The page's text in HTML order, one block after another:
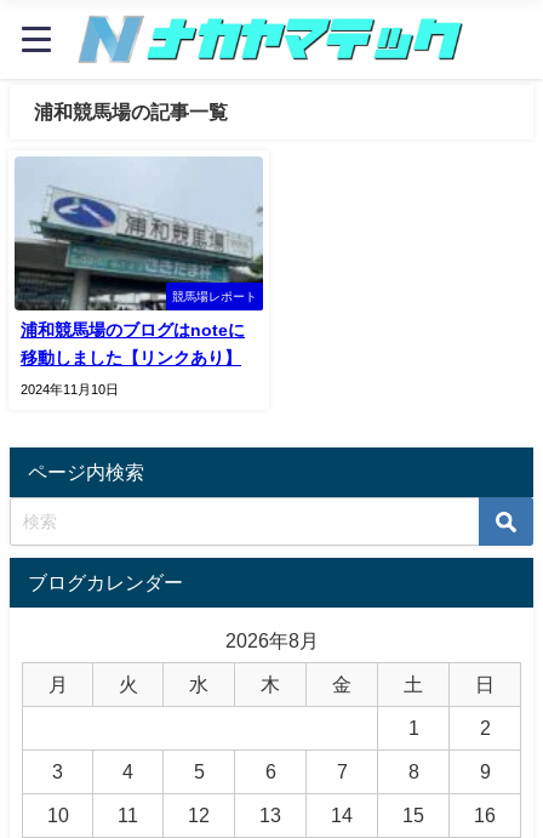
浦和競馬場の記事一覧
競馬場レポート
浦和競馬場のブログはnoteに
移動しました【リンクあり】
2024年11月10日
ページ内検索
ブログカレンダー
2026年8月
月 火 水 木 金 土 日
1 2
3 4 5 6 7 8 9
10 11 12 13 14 15 16